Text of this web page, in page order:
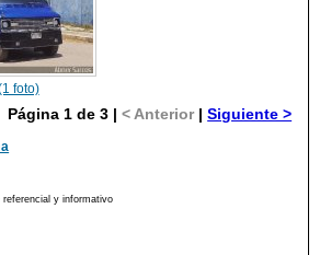
foto)
Página 1 de 3 |< Anterior|Siguiente >
y informativo